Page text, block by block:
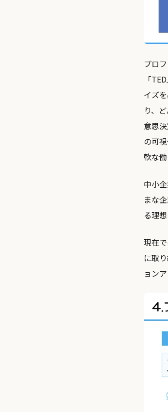
プロ
「
イズ
り、
意思
の可
軟な
中小
まな
る理
現在
に取
ョン